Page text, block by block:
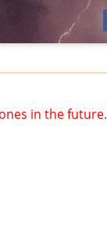
in the future.